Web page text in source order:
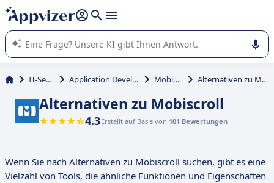
beantworten (mehrere Zeilen mit
Die KI von Appvizer führt Sie bei der Nutzung oder Auswahl
von SaaS-Software in Unternehmen.
IT-Service Application Development Mobiscroll Alternativen zu Mobiscroll
Alternativen zu Mobiscroll
4.3Erstellt auf Basis von 101 Bewertungen
Wenn Sie nach Alternativen zu Mobiscroll suchen, gibt es eine
Vielzahl von Tools, die ähnliche Funktionen und Eigenschaften